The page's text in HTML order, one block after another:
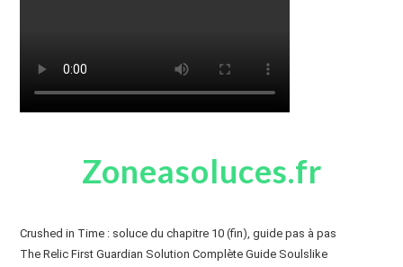
Zoneasoluces.fr
Crushed in Time : soluce du chapitre 10 (fin), guide pas à pas
The Relic First Guardian Solution Complète Guide Soulslike